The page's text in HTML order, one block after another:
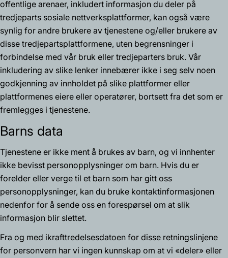
offentlige arenaer, inkludert informasjon du deler på
tredjeparts sosiale nettverksplattformer, kan også være
synlig for andre brukere av tjenestene og/eller brukere av
disse tredjepartsplattformene, uten begrensninger i
forbindelse med vår bruk eller tredjeparters bruk. Vår
inkludering av slike lenker innebærer ikke i seg selv noen
godkjenning av innholdet på slike plattformer eller
plattformenes eiere eller operatører, bortsett fra det som er
fremlegges i tjenestene.
Barns data
Tjenestene er ikke ment å brukes av barn, og vi innhenter
ikke bevisst personopplysninger om barn. Hvis du er
forelder eller verge til et barn som har gitt oss
personopplysninger, kan du bruke kontaktinformasjonen
nedenfor for å sende oss en forespørsel om at slik
informasjon blir slettet.
Fra og med ikrafttredelsesdatoen for disse retningslinjene
for personvern har vi ingen kunnskap om at vi «deler» eller